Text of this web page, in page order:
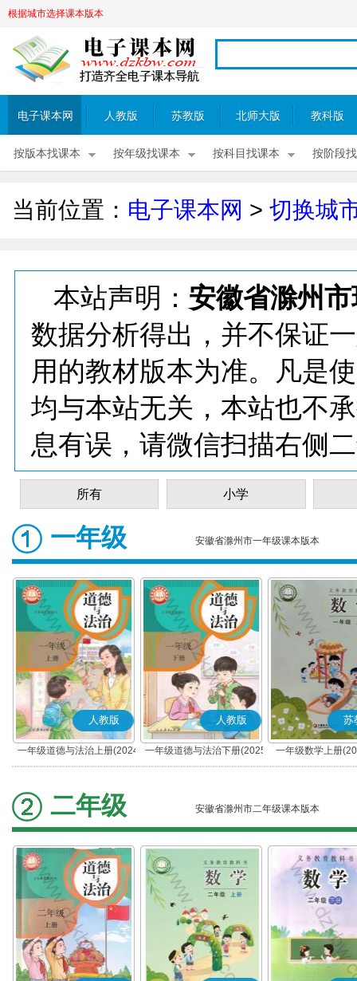
根据城市选择课本版本
电子课本网 人教版 苏教版 北师大版 教科版
按版本找课本 按年级找课本 按科目找课本 按阶段
当前位置： 电子课本网 > 切换城
本站声明： 安徽省滁州
数据分析得出，并不保证
用的教材版本为准。凡是
均与本站无关，本站也不
息有误，请微信扫描右侧
所有 小学
一年级 安徽省滁州市一年级课本版本
人教版
一年级道德与法治上册(2024
秋版)(部编版)
人教版
一年级道德与法治下册(2025
春版)(部编版)
苏
一年级数学上册
二年级 安徽省滁州市二年级课本版本